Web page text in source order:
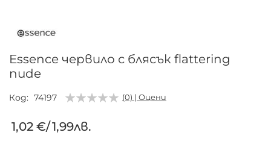
на
със
снимки
Essence червило с блясък flattering
nude
Код 74197 (0) | Оцени
1,02 €/1,99лв.